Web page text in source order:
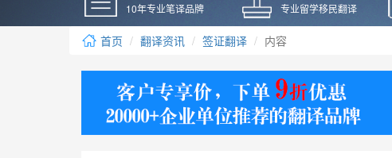
户口本翻译
学位证翻译
身份证翻译
新冠疫苗接
核酸检测报
译
10年专业笔译品牌 专业留学移民翻译
首页 翻译资讯 签证翻译 内容